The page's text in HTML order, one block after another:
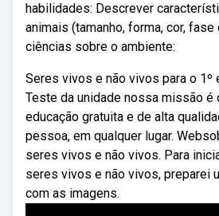
habilidades: Descrever
animais (tamanho, forma, cor,
ciências sobre o ambiente:
Seres vivos e não vivos para o 1º
Teste da unidade nossa missão é
educação gratuita e de alta
pessoa, em qualquer lugar.
seres vivos e não vivos. Para
seres vivos e não vivos, preparei
com as imagens.